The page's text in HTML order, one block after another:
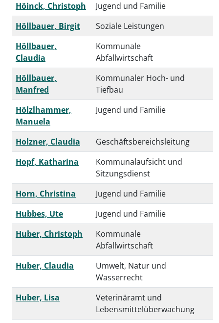
Höinck, Christoph
Jugend und Familie
Höllbauer, Birgit
Soziale Leistungen
Höllbauer,
Claudia
Kommunale
Abfallwirtschaft
Höllbauer,
Manfred
Kommunaler Hoch- und
Tiefbau
Hölzlhammer,
Manuela
Jugend und Familie
Holzner, Claudia
Geschäftsbereichsleitung
Hopf, Katharina
Kommunalaufsicht und
Sitzungsdienst
Horn, Christina
Jugend und Familie
Hubbes, Ute
Jugend und Familie
Huber, Christoph
Kommunale
Abfallwirtschaft
Huber, Claudia
Umwelt, Natur und
Wasserrecht
Huber, Lisa
Veterinäramt und
Lebensmittelüberwachung